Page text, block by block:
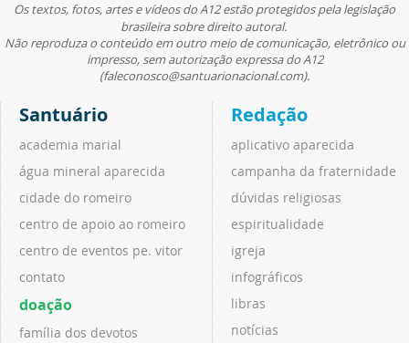
Os textos, fotos, artes e vídeos do A12 estão protegidos pela legislação
brasileira sobre direito autoral.
Não reproduza o conteúdo em outro meio de comunicação, eletrônico ou
impresso, sem autorização expressa do A12
(faleconosco@santuarionacional.com).
Santuário
academia marial
água mineral aparecida
cidade do romeiro
centro de apoio ao romeiro
centro de eventos pe. vitor
contato
doação
família dos devotos
Redação
aplicativo aparecida
campanha da fraternidade
dúvidas religiosas
espiritualidade
igreja
infográficos
libras
notícias